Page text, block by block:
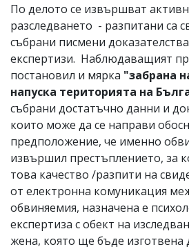
По делото се извършват
разследването - разпитани са
събрани писмени
експертизи. Наблюдаващият
постановил и мярка "забрана
напуска територията на
събрани достатъчно данни и
които може да се направи
предположение, че именно
извършил престъплението, за
това качество /разпити на
от електронна комуникация
обвиняемия, назначена е
експертиза с обект на
жена, която ще бъде изготвена